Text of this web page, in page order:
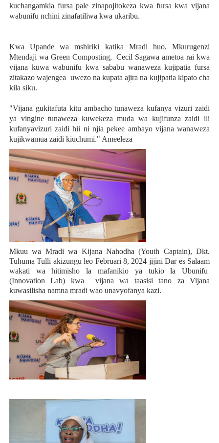
kuchangamkia fursa pale zinapojitokeza kwa fursa kwa vijana
wabunifu nchini zinafatiliwa kwa ukaribu.
Kwa Upande wa mshiriki katika Mradi huo, Mkurugenzi
Mtendaji wa Green Composting, Cecil Sagawa ametoa rai kwa
vijana kuwa wabunifu kwa sababu wanaweza kujipatia fursa
zitakazo wajengea uwezo na kupata ajira na kujipatia kipato cha
kila siku.
"Vijana gukitafuta kitu ambacho tunaweza kufanya vizuri zaidi
ya vingine tunaweza kuwekeza muda wa kujifunza zaidi ili
kufanyavizuri zaidi hii ni njia pekee ambayo vijana wanaweza
kujikwamua zaidi kiuchumi." Ameeleza
Mkuu wa Mradi wa Kijana Nahodha (Youth Captain), Dkt.
Tuhuma Tulli akizungu leo Februari 8, 2024 jijini Dar es Salaam
wakati wa hitimisho la mafanikio ya tukio la Ubunifu
(Innovation Lab) kwa vijana wa taasisi tano za Vijana
kuwasilisha namna mradi wao unavyofanya kazi.